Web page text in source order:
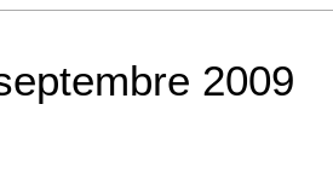
2009